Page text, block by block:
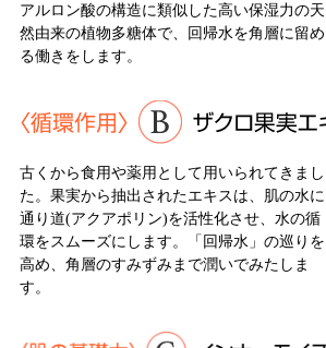
アルロン酸の構造に類似した高い保湿力の天
然由来の植物多糖体で、回帰水を角層に留め
る働きをします。
古くから食用や薬用として用いられてきまし
た。果実から抽出されたエキスは、肌の水に
通り道(アクアポリン)を活性化させ、水の循
環をスムーズにします。「回帰水」の巡りを
高め、角層のすみずみまで潤いでみたしま
す。